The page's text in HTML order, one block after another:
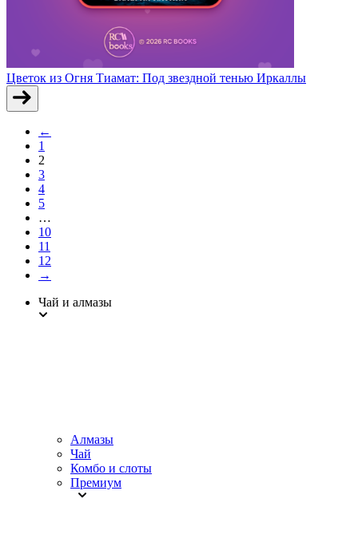
Цветок из Огня Тиамат: Под звездной тенью Иркаллы
←
1
2
3
4
5
…
10
11
12
→
Чай и алмазы
Алмазы
Чай
Комбо и слоты
Премиум